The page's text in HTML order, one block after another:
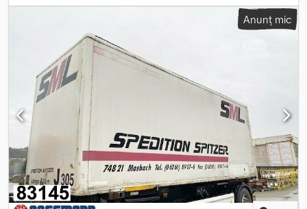
spațiului de încărcare:2.430 mm, înălțime spațiu de încărcare:
, Locația vehiculului: Bovenden,
uşi portal Codpfji Rly Rox Ahmjrf Construcție: caroserie tip box
pentru mobilă, suprastructură interschimbabilă, 40 DE UNITĂȚI
DISPONIBILE! An fabricație: 1978 - 2001. INFORMAȚII DESPRE
ACCESORII FĂRĂ GARANȚIE, modificări, vânzare intermediară și
erori rezervate!
Anunț mic